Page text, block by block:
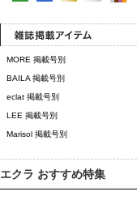
MORE 掲載号別
BAILA 掲載号別
eclat 掲載号別
LEE 掲載号別
Marisol 掲載号別
エクラ おすすめ特集